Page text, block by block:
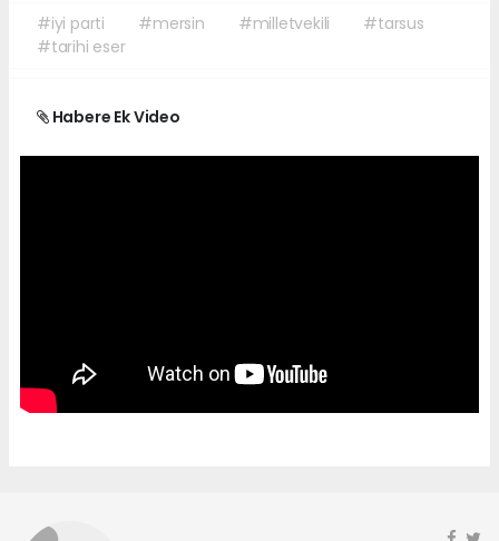
#iyi parti #mersin #milletvekili
#tarsus
#tarihi eser
Habere Ek Video